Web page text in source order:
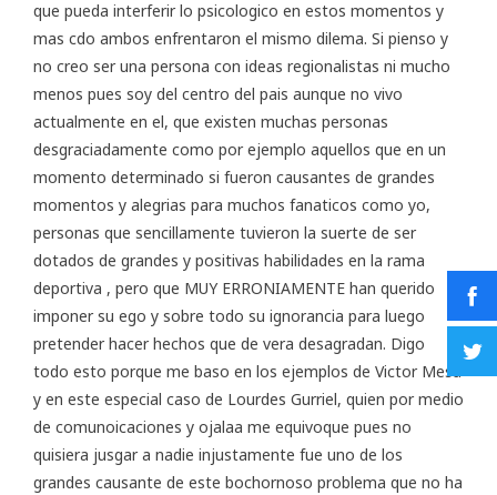
que pueda interferir lo psicologico en estos momentos y
mas cdo ambos enfrentaron el mismo dilema. Si pienso y
no creo ser una persona con ideas regionalistas ni mucho
menos pues soy del centro del pais aunque no vivo
actualmente en el, que existen muchas personas
desgraciadamente como por ejemplo aquellos que en un
momento determinado si fueron causantes de grandes
momentos y alegrias para muchos fanaticos como yo,
personas que sencillamente tuvieron la suerte de ser
dotados de grandes y positivas habilidades en la rama
deportiva , pero que MUY ERRONIAMENTE han querido
imponer su ego y sobre todo su ignorancia para luego
pretender hacer hechos que de vera desagradan. Digo
todo esto porque me baso en los ejemplos de Victor Mesa
y en este especial caso de Lourdes Gurriel, quien por medio
de comunoicaciones y ojalaa me equivoque pues no
quisiera jusgar a nadie injustamente fue uno de los
grandes causante de este bochornoso problema que no ha